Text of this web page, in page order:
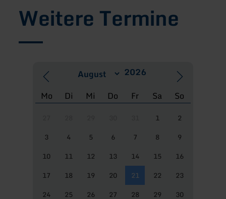
Weitere Termine
Mo Di Mi Do Fr Sa So
1
2
3
4 5 6 7 8
9
10
11 12 13 14 15
16
17
18 19 20 21 22
23
24
25 26 27 28 29
30